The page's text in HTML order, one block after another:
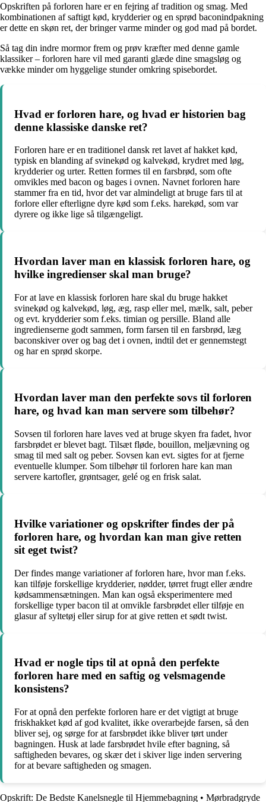
Opskriften på forloren hare er en fejring af tradition og smag. Med
kombinationen af saftigt kød, krydderier og en sprød baconindpakning
er dette en skøn ret, der bringer varme minder og god mad på bordet.
Så tag din indre mormor frem og prøv kræfter med denne gamle
klassiker – forloren hare vil med garanti glæde dine smagsløg og
vække minder om hyggelige stunder omkring spisebordet.
Hvad er forloren hare, og hvad er historien bag
denne klassiske danske ret?
Forloren hare er en traditionel dansk ret lavet af hakket kød,
typisk en blanding af svinekød og kalvekød, krydret med løg,
krydderier og urter. Retten formes til en farsbrød, som ofte
omvikles med bacon og bages i ovnen. Navnet forloren hare
stammer fra en tid, hvor det var almindeligt at bruge fars til at
forlore eller efterligne dyre kød som f.eks. harekød, som var
dyrere og ikke lige så tilgængeligt.
Hvordan laver man en klassisk forloren hare, og
hvilke ingredienser skal man bruge?
For at lave en klassisk forloren hare skal du bruge hakket
svinekød og kalvekød, løg, æg, rasp eller mel, mælk, salt, peber
og evt. krydderier som f.eks. timian og persille. Bland alle
ingredienserne godt sammen, form farsen til en farsbrød, læg
baconskiver over og bag det i ovnen, indtil det er gennemstegt
og har en sprød skorpe.
Hvordan laver man den perfekte sovs til forloren
hare, og hvad kan man servere som tilbehør?
Sovsen til forloren hare laves ved at bruge skyen fra fadet, hvor
farsbrødet er blevet bagt. Tilsæt fløde, bouillon, meljævning og
smag til med salt og peber. Sovsen kan evt. sigtes for at fjerne
eventuelle klumper. Som tilbehør til forloren hare kan man
servere kartofler, grøntsager, gelé og en frisk salat.
Hvilke variationer og opskrifter findes der på
forloren hare, og hvordan kan man give retten
sit eget twist?
Der findes mange variationer af forloren hare, hvor man f.eks.
kan tilføje forskellige krydderier, nødder, tørret frugt eller ændre
kødsammensætningen. Man kan også eksperimentere med
forskellige typer bacon til at omvikle farsbrødet eller tilføje en
glasur af syltetøj eller sirup for at give retten et sødt twist.
Hvad er nogle tips til at opnå den perfekte
forloren hare med en saftig og velsmagende
konsistens?
For at opnå den perfekte forloren hare er det vigtigt at bruge
friskhakket kød af god kvalitet, ikke overarbejde farsen, så den
bliver sej, og sørge for at farsbrødet ikke bliver tørt under
bagningen. Husk at lade farsbrødet hvile efter bagning, så
saftigheden bevares, og skær det i skiver lige inden servering
for at bevare saftigheden og smagen.
Opskrift: De Bedste Kanelsnegle til Hjemmebagning • Mørbradgryde